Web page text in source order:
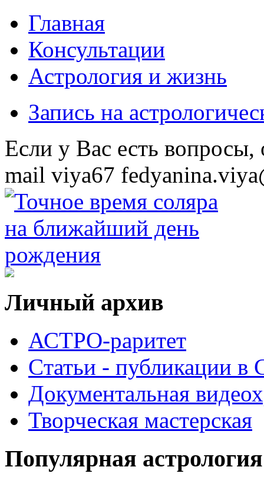
Главная
Консультации
Астрология и жизнь
Запись на
Eсли у Вас есть
mail viya67
Личный архив
АСТРО-раритет
Cтатьи - публикации
Документальная
Творческая мастерская
Популярная астрология